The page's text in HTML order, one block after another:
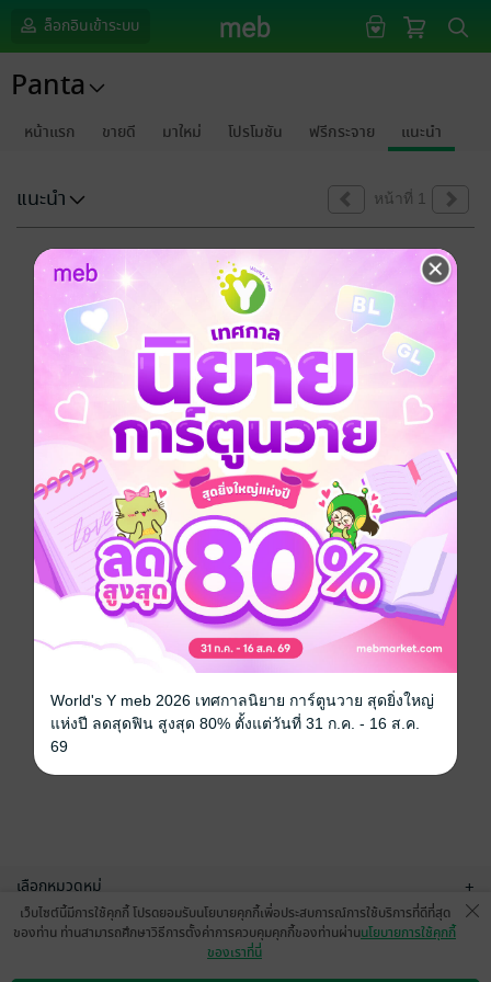
ล็อกอินเข้าระบบ
Panta
หน้าแรก ขายดี มาใหม่ โปรโมชัน ฟรีกระจาย แนะนำ
แนะนำ หน้าที่ 1
ขออภัยด้วยนะคะ
ไม่พบข้อมูลในหัวข้อที่คุณกำลังชมค่ะ
เลือกหมวดหมู่ +
บริการช่วยเหลือ
เว็บไซต์นี้มีการใช้คุกกี้ โปรดยอมรับนโยบายคุกกี้เพื่อประสบการณ์การใช้บริการที่ดีที่สุด
ของท่าน ท่านสามารถศึกษาวิธีการตั้งค่าการควบคุมคุกกี้ของท่านผ่านนโยบายการใช้คุกกี้
ของเราที่นี่
World's Y meb 2026 เทศกาลนิยาย การ์ตูนวาย สุดยิ่งใหญ่
แห่งปี ลดสุดฟิน สูงสุด 80% ตั้งแต่วันที่ 31 ก.ค. - 16 ส.ค.
69